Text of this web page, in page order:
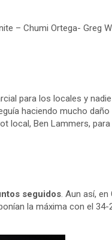
– Chumi Ortega- Greg
para los locales y
haciendo mucho
local, Ben Lammers,
seguidos. Aun así, en
la máxima con el